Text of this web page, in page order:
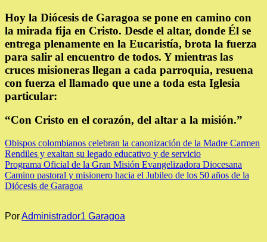
Hoy la Diócesis de Garagoa se pone en camino con
la mirada fija en Cristo. Desde el altar, donde Él se
entrega plenamente en la Eucaristía, brota la fuerza
para salir al encuentro de todos. Y mientras las
cruces misioneras llegan a cada parroquia, resuena
con fuerza el llamado que une a toda esta Iglesia
particular:
“Con Cristo en el corazón, del altar a la misión.”
NAVEGACIÓN
DE
ENTRADAS
Obispos colombianos celebran la canonización de la Madre Carmen
Rendiles y exaltan su legado educativo y de servicio
Programa Oficial de la Gran Misión Evangelizadora Diocesana
Camino pastoral y misionero hacia el Jubileo de los 50 años de la
Diócesis de Garagoa
PorAdministrador1 Garagoa